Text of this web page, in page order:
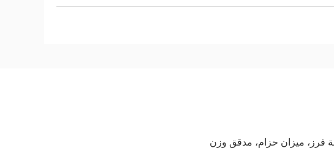
فرز، ميزان حزام، مدقق وزن